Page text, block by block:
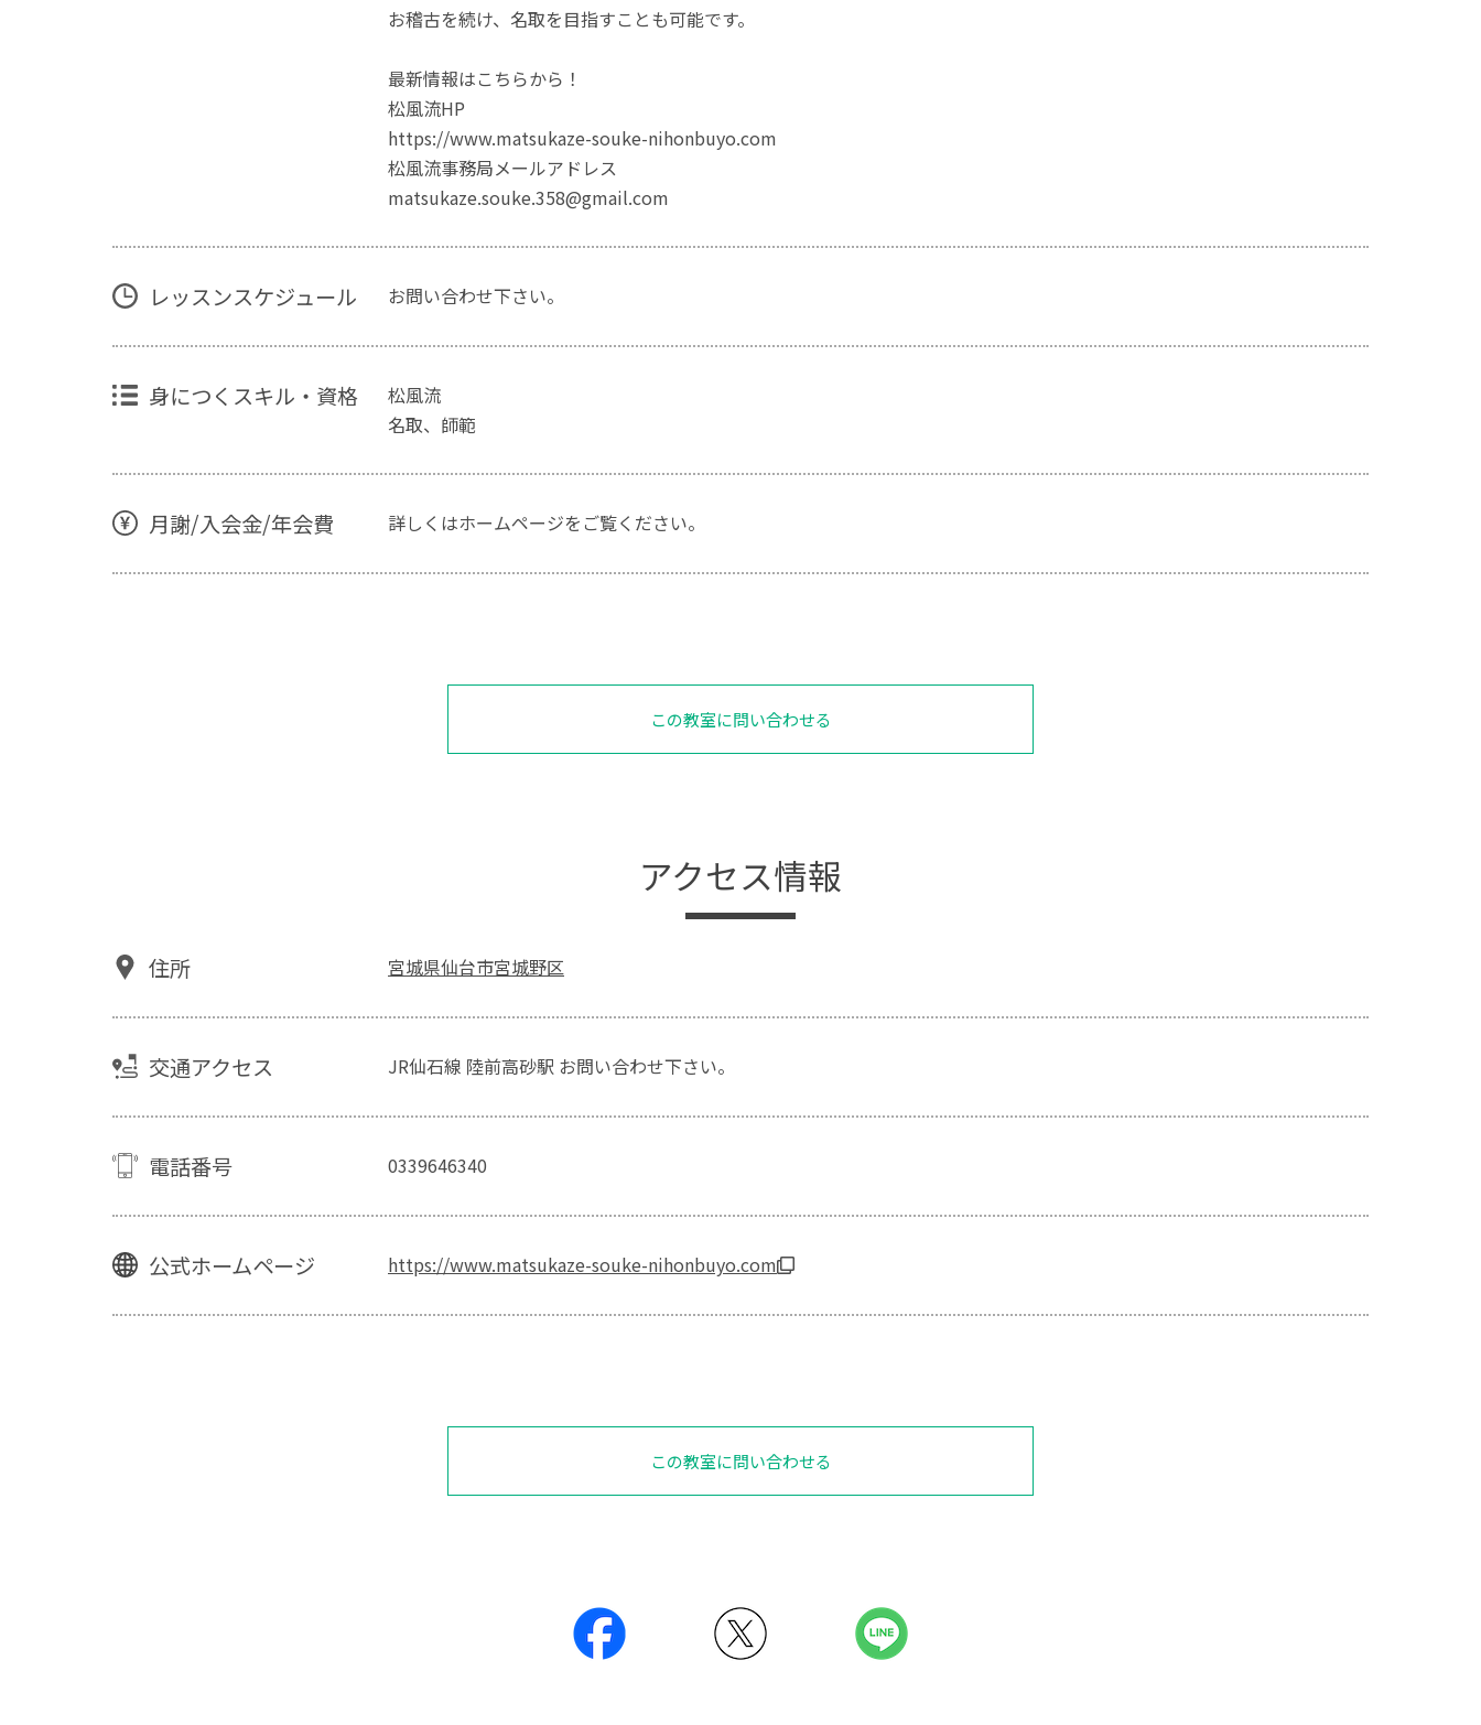
お稽古を続け、名取を目指すことも可能です。
最新情報はこちらから！
松風流HP
https://www.matsukaze-souke-nihonbuyo.com
松風流事務局メールアドレス
matsukaze.souke.358@gmail.com
レッスンスケジュール お問い合わせ下さい。
身につくスキル・資格
松風流
名取、師範
月謝/入会金/年会費 詳しくはホームページをご覧ください。
この教室に問い合わせる
アクセス情報
住所 宮城県仙台市宮城野区
交通アクセス JR仙石線 陸前高砂駅 お問い合わせ下さい。
電話番号 0339646340
公式ホームページ https://www.matsukaze-souke-nihonbuyo.com
この教室に問い合わせる